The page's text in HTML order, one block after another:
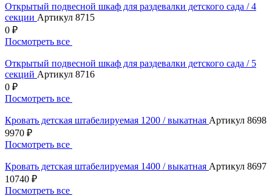
Открытый подвесной шкаф для раздевалки детского сада / 4
секции Артикул 8715
0 ₽
Посмотреть все
Открытый подвесной шкаф для раздевалки детского сада / 5
секций Артикул 8716
0 ₽
Посмотреть все
Кровать детская штабелируемая 1200 / выкатная Артикул 8698
9970 ₽
Посмотреть все
Кровать детская штабелируемая 1400 / выкатная Артикул 8697
10740 ₽
Посмотреть все